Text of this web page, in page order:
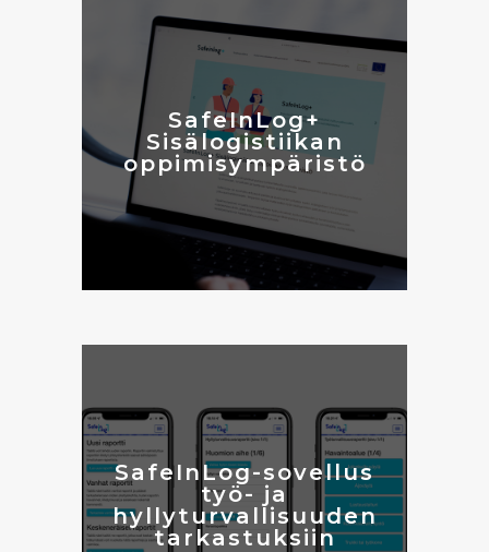
SafeInLog+
Sisälogistiikan
oppimisympäristö
SafeInLog-sovellus
työ- ja
hyllyturvallisuuden
tarkastuksiin